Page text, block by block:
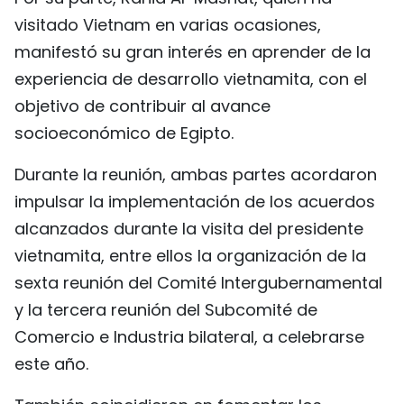
visitado Vietnam en varias ocasiones,
manifestó su gran interés en aprender de la
experiencia de desarrollo vietnamita, con el
objetivo de contribuir al avance
socioeconómico de Egipto.
Durante la reunión, ambas partes acordaron
impulsar la implementación de los acuerdos
alcanzados durante la visita del presidente
vietnamita, entre ellos la organización de la
sexta reunión del Comité Intergubernamental
y la tercera reunión del Subcomité de
Comercio e Industria bilateral, a celebrarse
este año.